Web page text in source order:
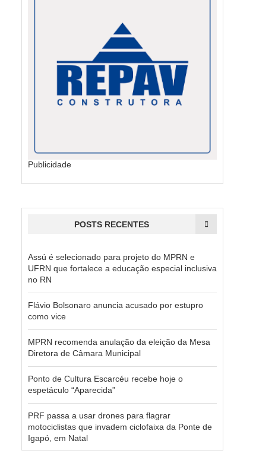
Publicidade
POSTS RECENTES
Assú é selecionado para projeto do MPRN e
UFRN que fortalece a educação especial inclusiva
no RN
Flávio Bolsonaro anuncia acusado por estupro
como vice
MPRN recomenda anulação da eleição da Mesa
Diretora de Câmara Municipal
Ponto de Cultura Escarcéu recebe hoje o
espetáculo “Aparecida”
PRF passa a usar drones para flagrar
motociclistas que invadem ciclofaixa da Ponte de
Igapó, em Natal